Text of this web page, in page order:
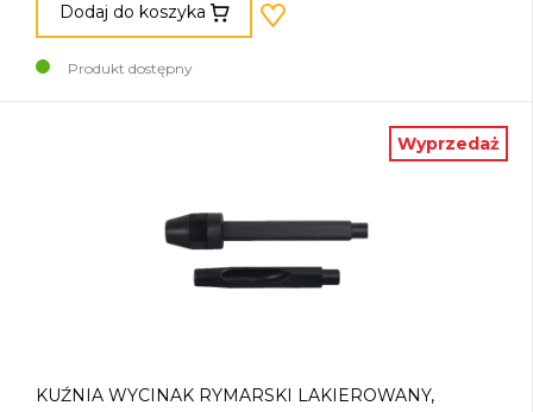
Dodaj do koszyka
Produkt dostępny
Wyprzedaż
KUŹNIA WYCINAK RYMARSKI LAKIEROWANY,